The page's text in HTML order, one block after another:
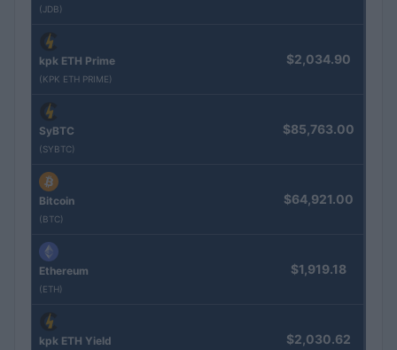
(JDB)
kpk ETH Prime
(KPK ETH PRIME)
$2,034.90
SyBTC
(SYBTC)
$85,763.00
Bitcoin
(BTC)
$64,921.00
Ethereum
(ETH)
$1,919.18
kpk ETH Yield $2,030.62